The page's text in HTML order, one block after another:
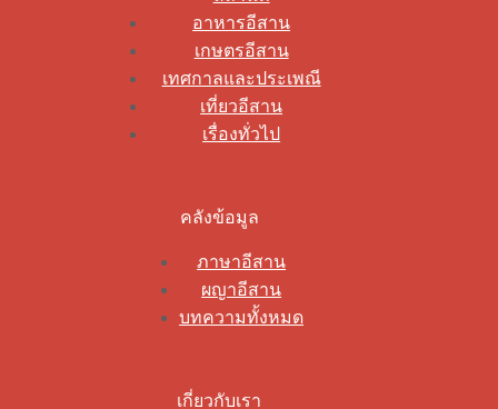
อาหารอีสาน
เกษตรอีสาน
เทศกาลและประเพณี
เที่ยวอีสาน
เรื่องทั่วไป
คลังข้อมูล
ภาษาอีสาน
ผญาอีสาน
บทความทั้งหมด
เกี่ยวกับเรา